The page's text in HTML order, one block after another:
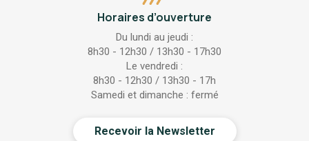
Horaires d’ouverture
Du lundi au jeudi :
8h30 - 12h30 / 13h30 - 17h30
Le vendredi :
8h30 - 12h30 / 13h30 - 17h
Samedi et dimanche : fermé
Recevoir la Newsletter